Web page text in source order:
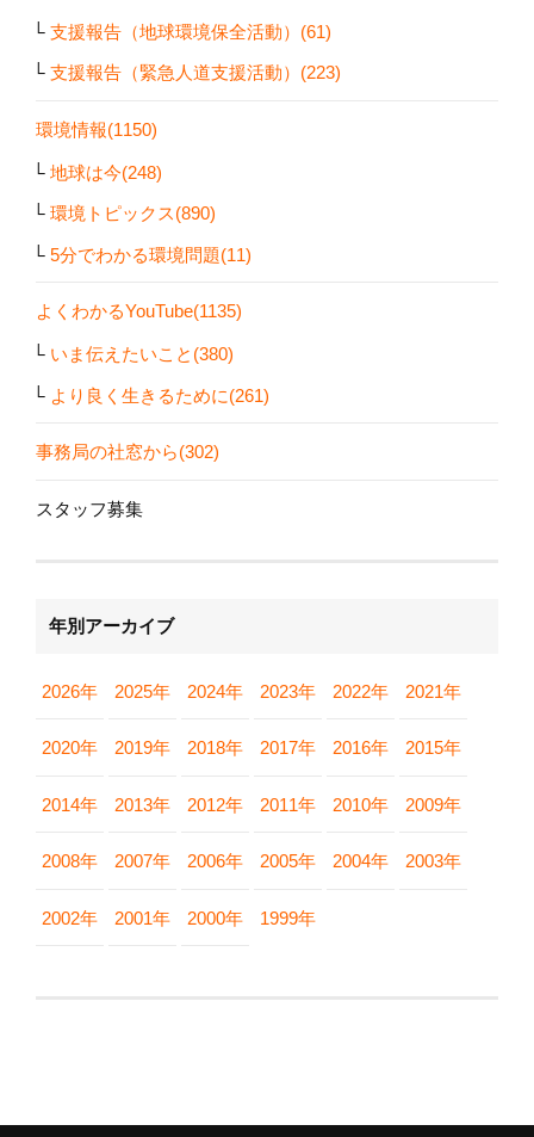
支援報告（地球環境保全活動）(61)
支援報告（緊急人道支援活動）(223)
環境情報(1150)
地球は今(248)
環境トピックス(890)
5分でわかる環境問題(11)
よくわかるYouTube(1135)
いま伝えたいこと(380)
より良く生きるために(261)
事務局の社窓から(302)
スタッフ募集
年別アーカイブ
2026年 2025年 2024年 2023年 2022年 2021年
2020年 2019年 2018年 2017年 2016年 2015年
2014年 2013年 2012年 2011年 2010年 2009年
2008年 2007年 2006年 2005年 2004年 2003年
2002年 2001年 2000年 1999年